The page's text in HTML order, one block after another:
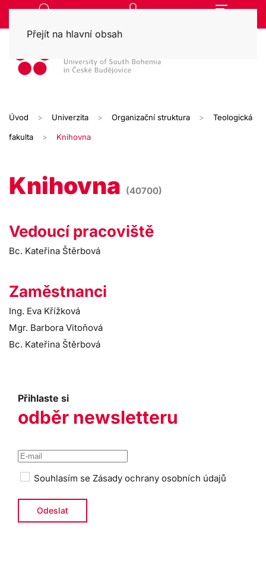
Přejít na hlavní obsah
Úvod Univerzita Organizační struktura Teologická
fakulta Knihovna
Knihovna (40700)
Vedoucí pracoviště
Bc. Kateřina Štěrbová
Zaměstnanci
Ing. Eva Křížková
Mgr. Barbora Vitoňová
Bc. Kateřina Štěrbová
Přihlaste si
odběr newsletteru
Souhlasím se Zásady ochrany osobních údajů